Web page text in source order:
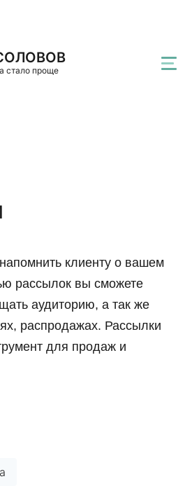
стало проще
клиенту о вашем
рассылок вы сможете
аудиторию, а так же
распродажах. Рассылки
для продаж и